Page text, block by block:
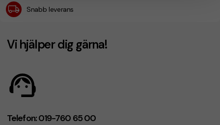
Snabb leverans
Vi hjälper dig gärna!
Telefon: 019-760 65 00